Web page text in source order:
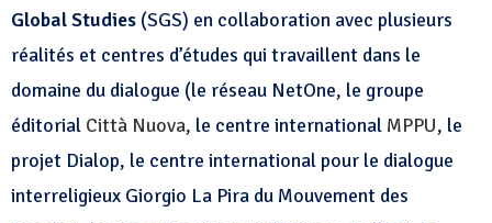
Global Studies (SGS) en collaboration avec plusieurs
réalités et centres d’études qui travaillent dans le
domaine du dialogue (le réseau NetOne, le groupe
éditorial Città Nuova, le centre international MPPU, le
projet Dialop, le centre international pour le dialogue
interreligieux Giorgio La Pira du Mouvement des